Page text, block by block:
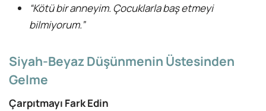
“Kötü bir anneyim. Çocuklarla baş etmeyi
bilmiyorum.”
Siyah-Beyaz Düşünmenin Üstesinden
Gelme
Çarpıtmayı Fark Edin